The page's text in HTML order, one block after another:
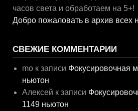
часов света и обработаем на 5+!
Добро пожаловать в архив всех
СВЕЖИЕ КОММЕНТАРИИ
mo к записи Фокусировочная
ньютон
Алексей к записи
1149 ньютон